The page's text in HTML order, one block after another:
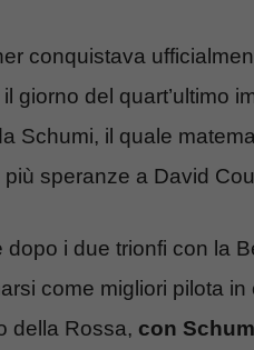
conquistava
giorno del quart’ultimo
Schumi, il quale
speranze a David
i due trionfi con la
come migliori pilota
della Rossa, con